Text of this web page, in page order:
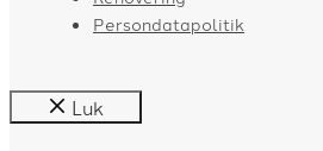
Persondatapolitik
Luk